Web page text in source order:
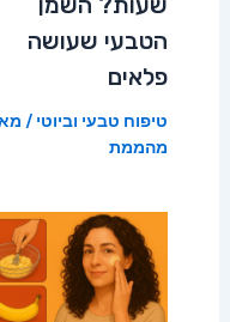
הטבעי שעושה
פלאים
טיפוח טבעי וביוטי /
מהממת